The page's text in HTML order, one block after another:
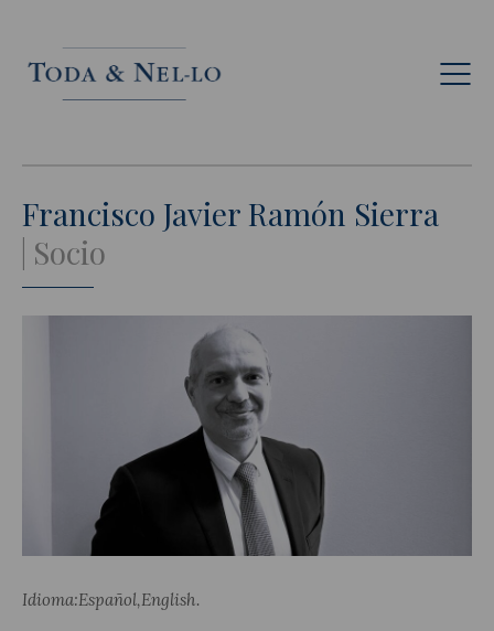
Esp
Actualidad jurídica
Francisco Javier Ramón Sierra
Socio
Idioma:Español English